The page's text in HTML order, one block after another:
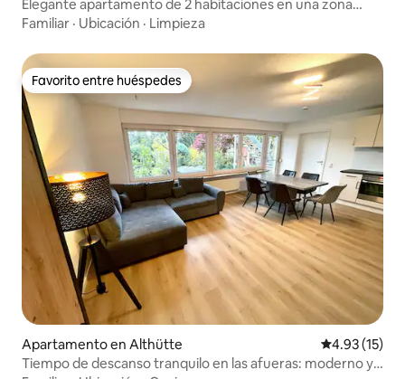
Elegante apartamento de 2 habitaciones en una zona
tranquila
Familiar · Ubicación · Limpieza
Favorito entre huéspedes
Favorito entre huéspedes
Apartamento en Althütte Calificación
4.93 (15)
Tiempo de descanso tranquilo en las afueras: moderno y